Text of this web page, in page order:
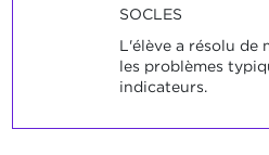
SOCLES
L'élève a résolu de
les problèmes
indicateurs.